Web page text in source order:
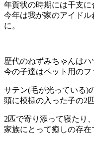
年賀状の時期には干支に
今年は我が家のアイド
に。
歴代のねずみちゃんはハ
今の子達はペット用のフ
サテン(毛が光っている)
頭に模様の入った子の2
2匹で寄り添って寝たり
家族にとって癒しの存在